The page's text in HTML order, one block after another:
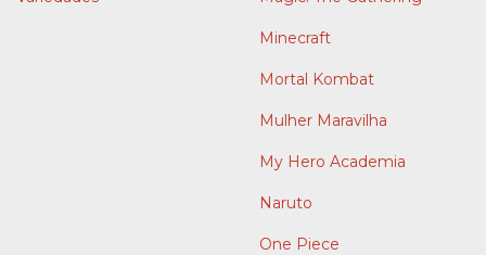
Minecraft
Mortal Kombat
Mulher Maravilha
My Hero Academia
Naruto
One Piece